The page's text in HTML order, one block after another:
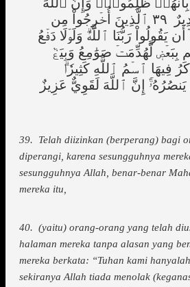
عَلَىٰ نَصۡرِهِمۡ لَقَدِيرٌ ٣٩ ٱلَّذِينَ أُخۡرِجُواْ مِن
يَقُولُواْ رَبُّنَا ٱللَّهُۗ وَلَوۡلَا دَفۡعُ
بِبَعۡضٖ لَّهُدِّمَتۡ صَوَٰمِعُ وَبِيَعٞ
فِيهَا ٱسۡمُ ٱللَّهِ كَثِيرٗاۗ
إِنَّ ٱللَّهَ لَقَوِيٌّ عَزِيزٌ
39. Telah diizinkan (berperang) bagi
diperangi, karena sesungguhnya
sesungguhnya Allah, benar-benar
mereka itu,
40. (yaitu) orang-orang yang telah
halaman mereka tanpa alasan yang
mereka berkata: “Tuhan kami
sekiranya Allah tiada menolak